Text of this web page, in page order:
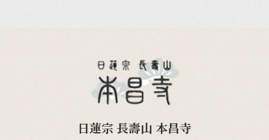
日蓮宗 長壽山 本昌寺